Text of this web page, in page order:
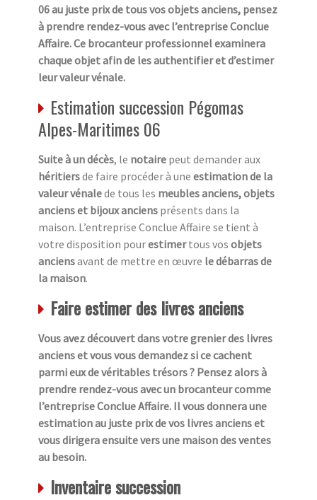
06 au juste prix de tous vos objets anciens, pensez
à prendre rendez-vous avec l’entreprise Conclue
Affaire. Ce brocanteur professionnel examinera
chaque objet afin de les authentifier et d’estimer
leur valeur vénale.
Estimation succession Pégomas
Alpes-Maritimes 06
Suite à un décès, le notaire peut demander aux
héritiersde faire procéder à une estimation de la
valeur vénalede tous les meubles anciens, objets
anciens et bijoux anciens présents dans la
maison. L’entreprise Conclue Affaire se tient à
votre disposition pourestimertous vos objets
anciensavant de mettre en œuvre le débarras de
la maison.
Faire estimer des livres anciens
Vous avez découvert dans votre grenier des livres
anciens et vous vous demandez si ce cachent
parmi eux de véritables trésors ? Pensez alors à
prendre rendez-vous avec un brocanteur comme
l’entreprise Conclue Affaire. Il vous donnera une
estimation au juste prix de vos livres anciens et
vous dirigera ensuite vers une maison des ventes
au besoin.
Inventaire succession